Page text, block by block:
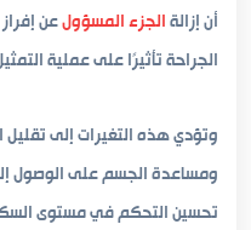
أن إزالةالجزء المسؤولعن
الجراحة تأثيرًا على عملية
وتؤدي هذه التغيرات إلى تقليل
ومساعدة الجسم على الوصول
تحسين التحكم في مستوى